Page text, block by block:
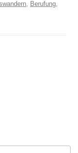
, Berufung,